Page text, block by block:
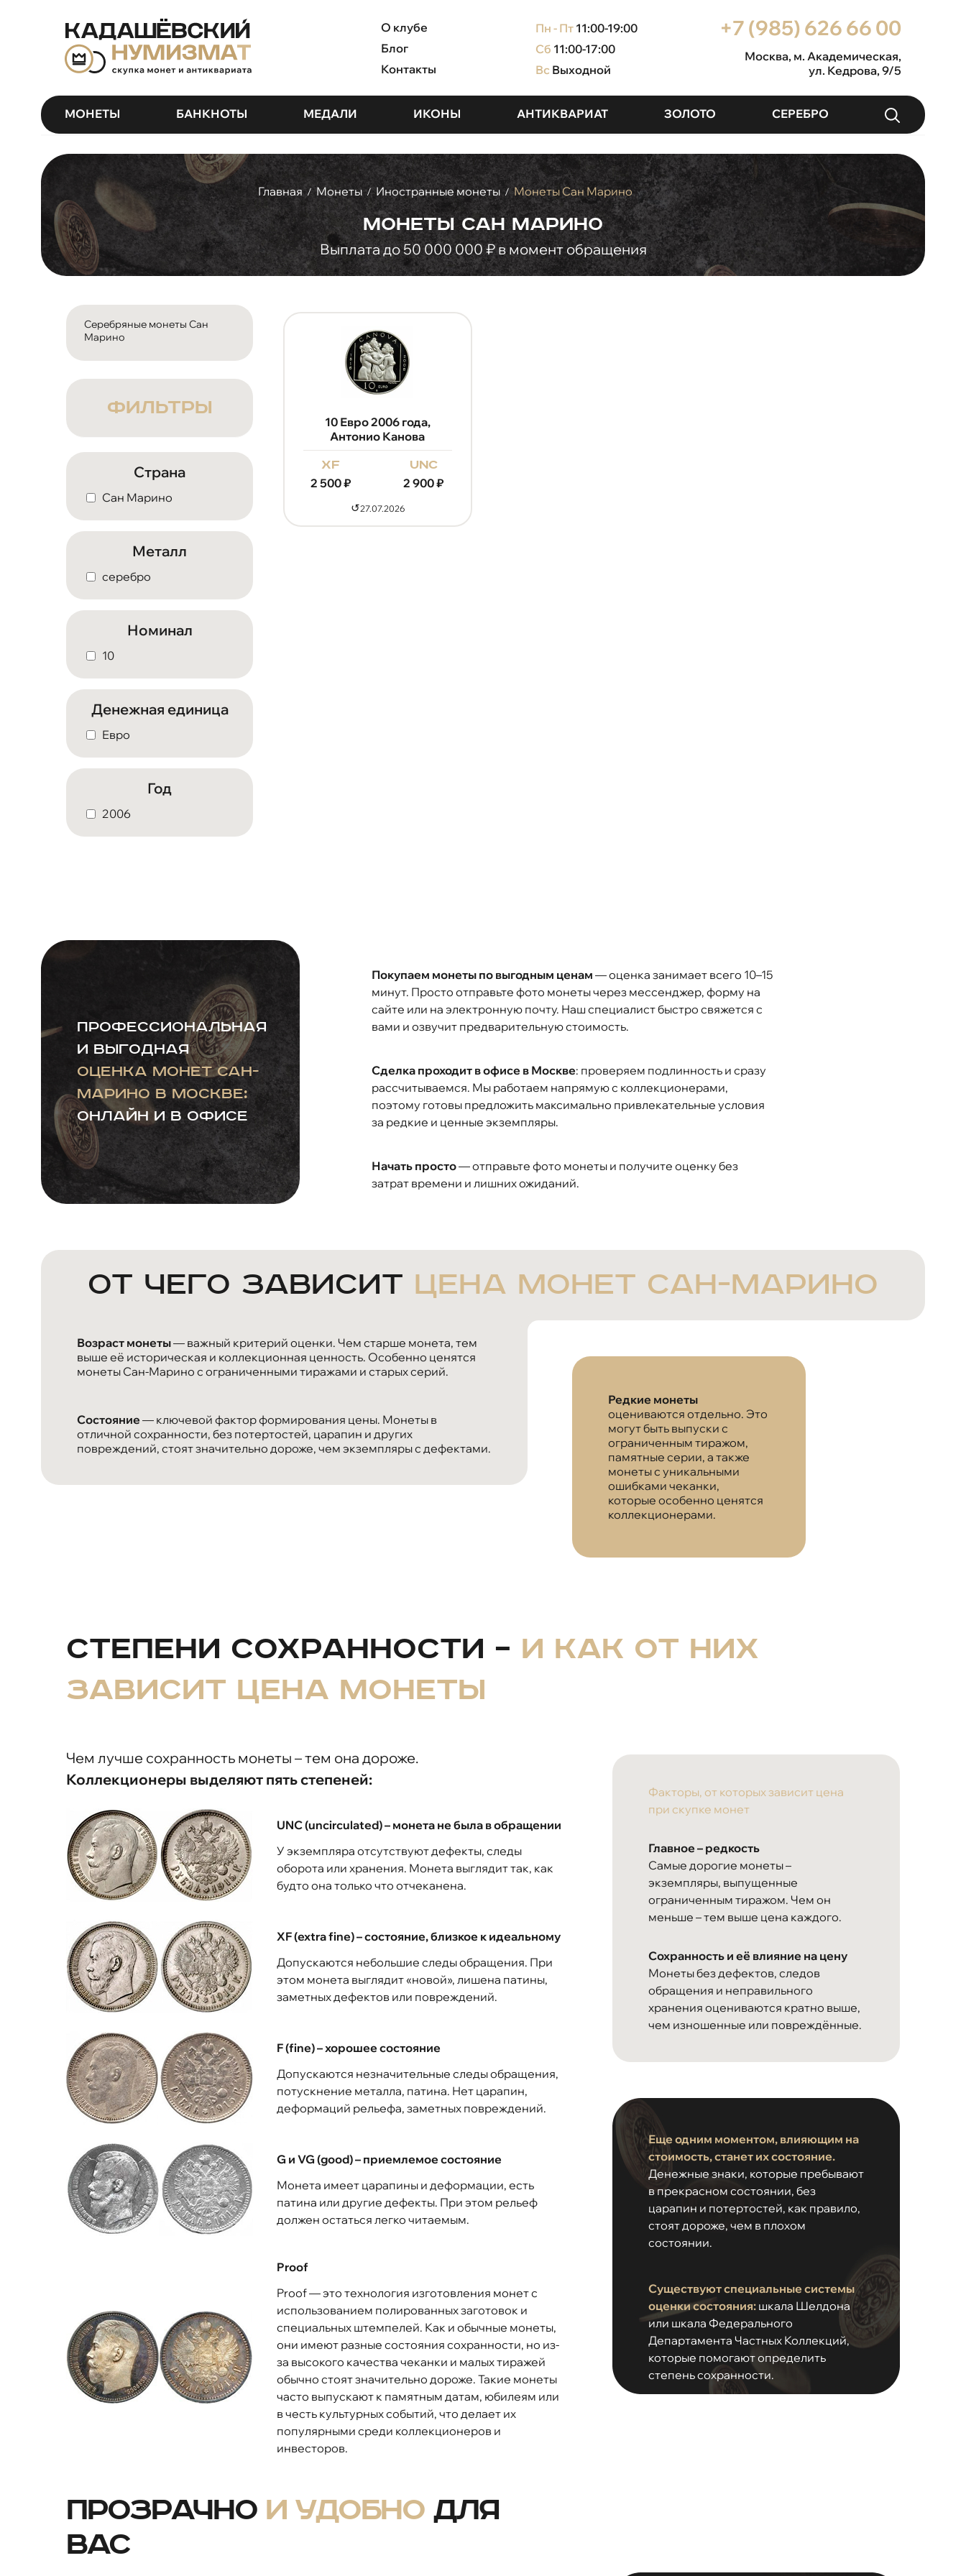
О клубе
Блог
Контакты
Пн - Пт 11:00-19:00
Сб 11:00-17:00
Вс Выходной
+7 (985) 626 66 00
Москва, м. Академическая,
ул. Кедрова, 9/5
МОНЕТЫ БАНКНОТЫ МЕДАЛИ ИКОНЫ АНТИКВАРИАТ ЗОЛОТО СЕРЕБРО
Главная / Монеты / Иностранные монеты / Монеты Сан Марино
Монеты Сан Марино
Выплата до 50 000 000 ₽ в момент обращения
Серебряные монеты Сан
Марино
ФИЛЬТРЫ
Страна
Сан Марино
Металл
серебро
Номинал
10
Денежная единица
Евро
Год
2006
10 Евро 2006 года,
Антонио Канова
xf
2 500₽
unc
2 900₽
↺27.07.2026
Профессиональная
и выгодная
оценка монет Сан-
Марино в Москве:
онлайн и в офисе
Покупаем монеты по выгодным ценам — оценка занимает всего 10–15
минут. Просто отправьте фото монеты через мессенджер, форму на
сайте или на электронную почту. Наш специалист быстро свяжется с
вами и озвучит предварительную стоимость.
Сделка проходит в офисе в Москве: проверяем подлинность и сразу
рассчитываемся. Мы работаем напрямую с коллекционерами,
поэтому готовы предложить максимально привлекательные условия
за редкие и ценные экземпляры.
Начать просто— отправьте фото монеты и получите оценку без
затрат времени и лишних ожиданий.
От чего зависит цена монет Сан-Марино
Возраст монеты— важный критерий оценки. Чем старше монета, тем
выше её историческая и коллекционная ценность. Особенно ценятся
монеты Сан-Марино с ограниченными тиражами и старых серий.
Состояние — ключевой фактор формирования цены. Монеты в
отличной сохранности, без потертостей, царапин и других
повреждений, стоят значительно дороже, чем экземпляры с дефектами.
Редкие монеты
оцениваются отдельно. Это
могут быть выпуски с
ограниченным тиражом,
памятные серии, а также
монеты с уникальными
ошибками чеканки,
которые особенно ценятся
коллекционерами.
Степени сохранности – и как от них
зависит цена монеты
Чем лучше сохранность монеты – тем она дороже.
Коллекционеры выделяют пять степеней:
UNC (uncirculated) – монета не была в обращении
У экземпляра отсутствуют дефекты, следы
оборота или хранения. Монета выглядит так, как
будто она только что отчеканена.
XF (extra fine) – состояние, близкое к идеальному
Допускаются небольшие следы обращения. При
этом монета выглядит «новой», лишена патины,
заметных дефектов или повреждений.
F (fine) – хорошее состояние
Допускаются незначительные следы обращения,
потускнение металла, патина. Нет царапин,
деформаций рельефа, заметных повреждений.
G и VG (good) – приемлемое состояние
Монета имеет царапины и деформации, есть
патина или другие дефекты. При этом рельеф
должен остаться легко читаемым.
Proof
Proof — это технология изготовления монет с
использованием полированных заготовок и
специальных штемпелей. Как и обычные монеты,
они имеют разные состояния сохранности, но из-
за высокого качества чеканки и малых тиражей
обычно стоят значительно дороже. Такие монеты
часто выпускают к памятным датам, юбилеям или
в честь культурных событий, что делает их
популярными среди коллекционеров и
инвесторов.
Факторы, от которых зависит цена
при скупке монет
Главное – редкость
Самые дорогие монеты –
экземпляры, выпущенные
ограниченным тиражом. Чем он
меньше – тем выше цена каждого.
Сохранность и её влияние на цену
Монеты без дефектов, следов
обращения и неправильного
хранения оцениваются кратно выше,
чем изношенные или повреждённые.
Еще одним моментом, влияющим на
стоимость, станет их состояние.
Денежные знаки, которые пребывают
в прекрасном состоянии, без
царапин и потертостей, как правило,
стоят дороже, чем в плохом
состоянии.
Существуют специальные системы
оценки состояния: шкала Шелдона
или шкала Федерального
Департамента Частных Коллекций,
которые помогают определить
степень сохранности.
Прозрачно и удобнодля
вас